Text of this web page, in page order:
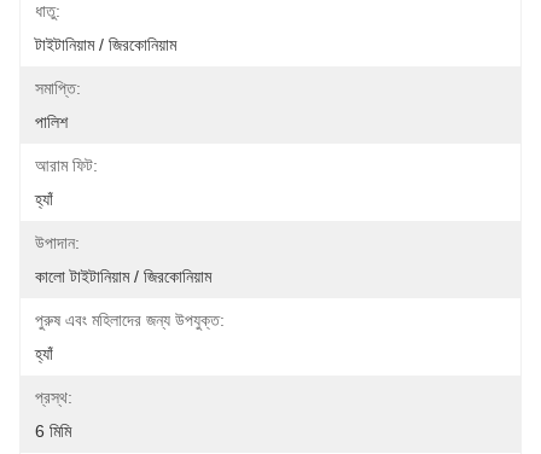
ধাতু:
টাইটানিয়াম / জিরকোনিয়াম
সমাপ্তি:
পালিশ
আরাম ফিট:
হ্যাঁ
উপাদান:
কালো টাইটানিয়াম / জিরকোনিয়াম
পুরুষ এবং মহিলাদের জন্য উপযুক্ত:
হ্যাঁ
প্রস্থ:
6 মিমি